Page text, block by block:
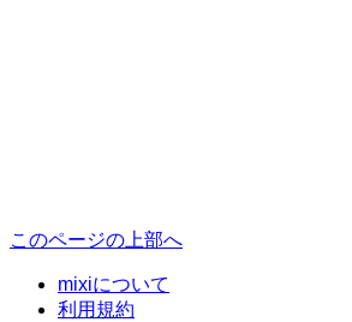
このページの上部へ
mixiについて
利用規約